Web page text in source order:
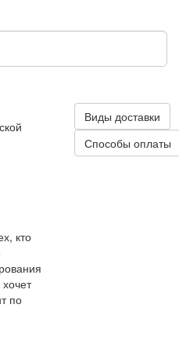
кто
по
Виды доставки
Способы оплаты